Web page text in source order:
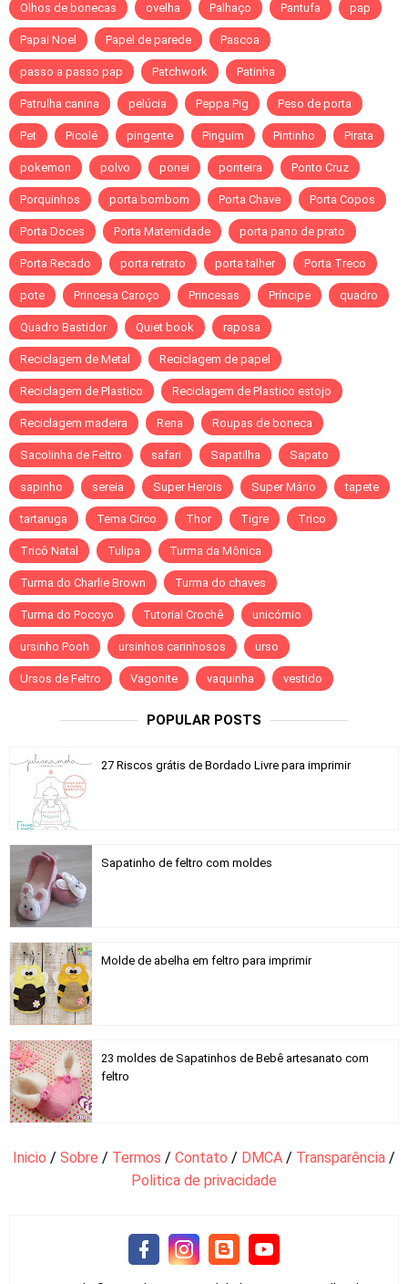
Olhos de bonecas ovelha Palhaço Pantufa pap
Papai Noel Papel de parede Pascoa
passo a passo pap Patchwork Patinha
Patrulha canina pelúcia Peppa Pig Peso de porta
Pet Picolé pingente Pinguim Pintinho Pirata
pokemon polvo ponei ponteira Ponto Cruz
Porquinhos porta bombom Porta Chave Porta Copos
Porta Doces Porta Maternidade porta pano de prato
Porta Recado porta retrato porta talher Porta Treco
pote Princesa Caroço Princesas Príncipe quadro
Quadro Bastidor Quiet book raposa
Reciclagem de Metal Reciclagem de papel
Reciclagem de Plastico Reciclagem de Plastico estojo
Reciclagem madeira Rena Roupas de boneca
Sacolinha de Feltro safari Sapatilha Sapato
sapinho sereia Super Herois Super Mário tapete
tartaruga Tema Circo Thor Tigre Trico
Tricô Natal Tulipa Turma da Mônica
Turma do Charlie Brown Turma do chaves
Turma do Pocoyo Tutorial Crochê unicórnio
ursinho Pooh ursinhos carinhosos urso
Ursos de Feltro Vagonite vaquinha vestido
POPULAR POSTS
27 Riscos grátis de Bordado Livre para imprimir
Sapatinho de feltro com moldes
Molde de abelha em feltro para imprimir
23 moldes de Sapatinhos de Bebê artesanato com
feltro
Inicio / Sobre / Termos / Contato / DMCA / Transparência /
Politica de privacidade